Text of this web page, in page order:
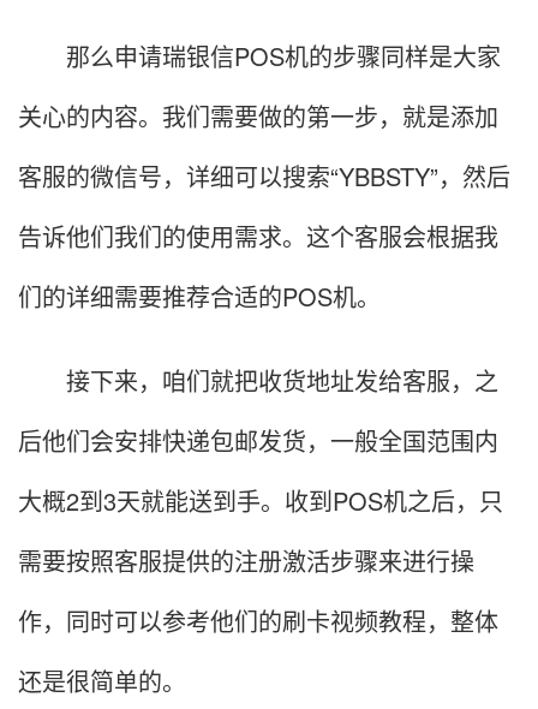
那么申请瑞银信POS机的步骤同样是大家
关心的内容。我们需要做的第一步，就是添加
客服的微信号，详细可以搜索“YBBSTY”，然后
告诉他们我们的使用需求。这个客服会根据我
们的详细需要推荐合适的POS机。
接下来，咱们就把收货地址发给客服，之
后他们会安排快递包邮发货，一般全国范围内
大概2到3天就能送到手。收到POS机之后，只
需要按照客服提供的注册激活步骤来进行操
作，同时可以参考他们的刷卡视频教程，整体
还是很简单的。